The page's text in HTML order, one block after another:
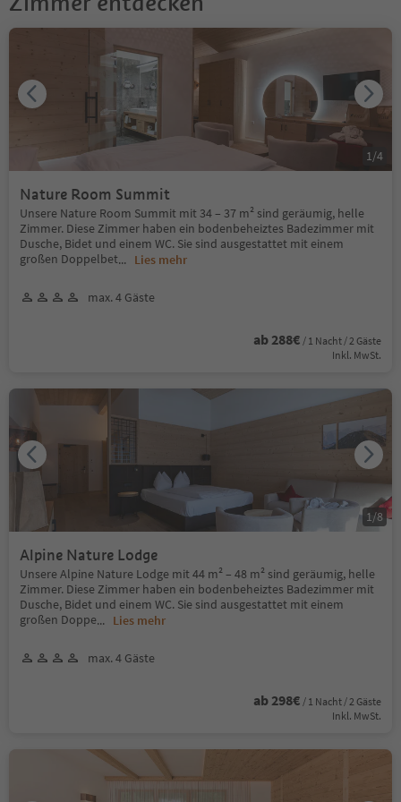
Nature Room Summit
Unsere Nature Room Summit mit 34 – 37 m² sind geräumig, helle
Zimmer. Diese Zimmer haben ein bodenbeheiztes Badezimmer mit
Dusche, Bidet und einem WC. Sie sind ausgestattet mit einem
großen Doppelbet... Lies mehr
max. 4 Gäste
ab 288€ / 1 Nacht / 2 Gäste
Inkl. MwSt.
1/4
Alpine Nature Lodge
Unsere Alpine Nature Lodge mit 44 m² – 48 m² sind geräumig, helle
Zimmer. Diese Zimmer haben ein bodenbeheiztes Badezimmer mit
Dusche, Bidet und einem WC. Sie sind ausgestattet mit einem
großen Doppe... Lies mehr
max. 4 Gäste
ab 298€ / 1 Nacht / 2 Gäste
Inkl. MwSt.
1/8